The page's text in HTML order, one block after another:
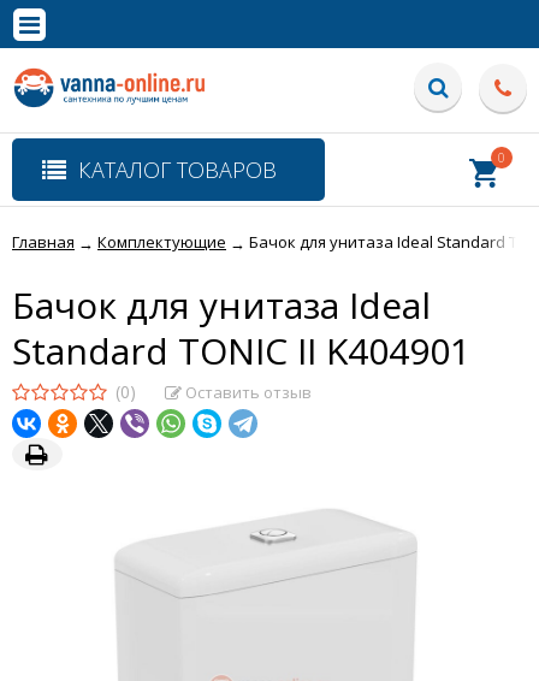
Полная версия сайта
КАТАЛОГ ТОВАРОВ 0
Главная → Комплектующие → Бачок для унитаза Ideal Standard
Бачок для унитаза Ideal
Standard TONIC II K404901
(0) Оставить отзыв